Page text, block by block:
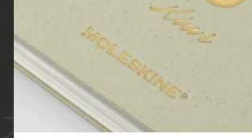
あるページから始まる物
Reframe
スライド表
スライド表示5